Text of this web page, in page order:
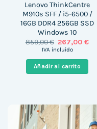
Lenovo ThinkCentre
M910s SFF / i5-6500 /
16GB DDR4 256GB SSD
Windows 10
859,00€ El
precio
era:
859,00 €.
267,00€El
IVA incluido
Añadir al carrito